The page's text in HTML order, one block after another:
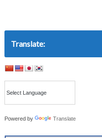
Translate:
Powered by Translate